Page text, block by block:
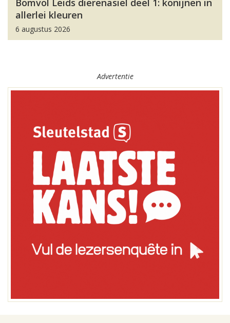
Bomvol Leids dierenasiel deel 1: konijnen in
allerlei kleuren
6 augustus 2026
Advertentie